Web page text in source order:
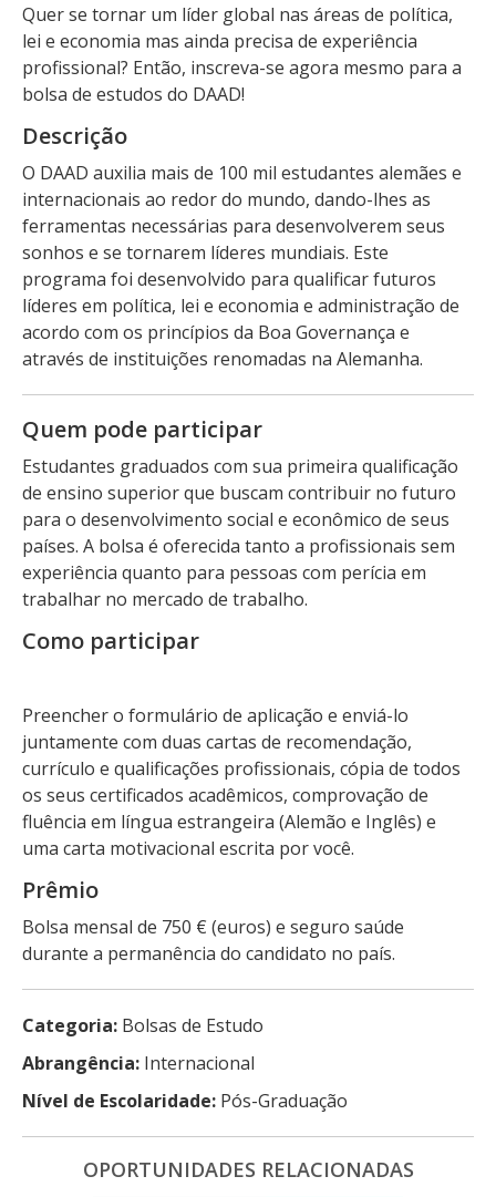
Quer se tornar um líder global nas áreas de política,
lei e economia mas ainda precisa de experiência
profissional? Então, inscreva-se agora mesmo para a
bolsa de estudos do DAAD!
Descrição
O DAAD auxilia mais de 100 mil estudantes alemães e
internacionais ao redor do mundo, dando-lhes as
ferramentas necessárias para desenvolverem seus
sonhos e se tornarem líderes mundiais. Este
programa foi desenvolvido para qualificar futuros
líderes em política, lei e economia e administração de
acordo com os princípios da Boa Governança e
através de instituições renomadas na Alemanha.
Quem pode participar
Estudantes graduados com sua primeira qualificação
de ensino superior que buscam contribuir no futuro
para o desenvolvimento social e econômico de seus
países. A bolsa é oferecida tanto a profissionais sem
experiência quanto para pessoas com perícia em
trabalhar no mercado de trabalho.
Como participar
Preencher o formulário de aplicação e enviá-lo
juntamente com duas cartas de recomendação,
currículo e qualificações profissionais, cópia de todos
os seus certificados acadêmicos, comprovação de
fluência em língua estrangeira (Alemão e Inglês) e
uma carta motivacional escrita por você.
Prêmio
Bolsa mensal de 750 € (euros) e seguro saúde
durante a permanência do candidato no país.
Categoria: Bolsas de Estudo
Abrangência: Internacional
Nível de Escolaridade: Pós-Graduação
OPORTUNIDADES RELACIONADAS